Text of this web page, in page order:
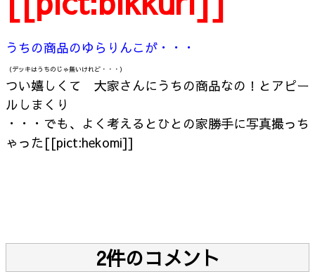
うちの商品のゆらりんこが・・・
（デッキはうちのじゃ無いけれど・・・）
つい嬉しくて 大家さんにうちの商品なの！とアピー
ルしまくり
・・・でも、よく考えるとひとの家勝手に写真撮っち
ゃった[[pict:hekomi]]
2件のコメント